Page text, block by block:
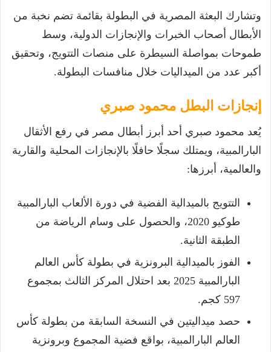
وتشارك البعثة المصرية في البطولة بقائمة تضم نخبة من
الأبطال أصحاب الخبرات والإنجازات الدولية، وسط
طموحات بمواصلة السيطرة على منصات التتويج، وتحقيق
أكبر عدد من الميداليات خلال منافسات البطولة.
إنجازات البطل محمود صبري
يُعد محمود صبري أحد أبرز أبطال مصر في رفع الأثقال
البارالمبية، ويمتلك سجلًا حافلًا بالإنجازات المحلية والقارية
والعالمية، أبرزها:
التتويج بالميدالية الفضية في دورة الألعاب البارالمبية
طوكيو 2020، والحصول على وسام الرياضة من
الطبقة الثانية.
الفوز بالميدالية البرونزية في بطولة كأس العالم
البارالمبية 2025 بعد احتلال المركز الثالث بمجموع
597 كجم.
حصد ميداليتين في النسخة السابقة من بطولة كأس
العالم البارالمبية، بواقع فضية المجموع وبرونزية